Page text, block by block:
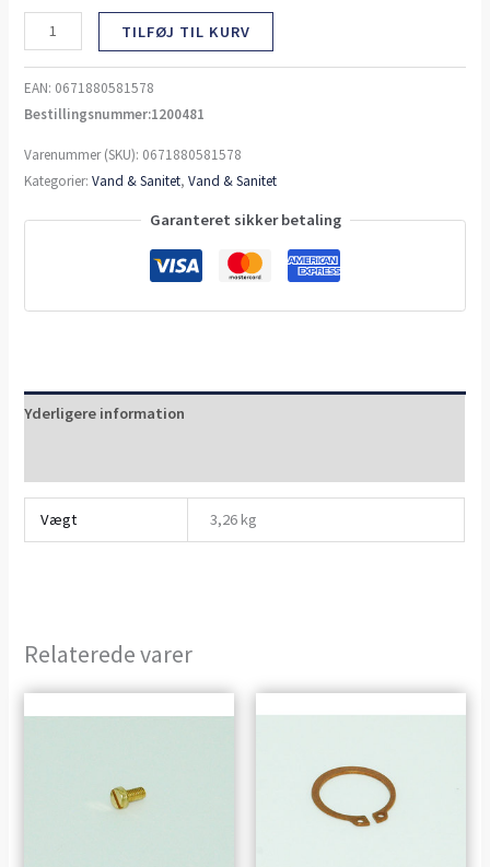
TILFØJ TIL KURV
EAN: 0671880581578
Bestillingsnummer:1200481
Varenummer (SKU): 0671880581578
Kategorier:Vand & Sanitet,Vand & Sanitet
Garanteret sikker betaling
Yderligere information
Vægt 3,26 kg
Relaterede varer